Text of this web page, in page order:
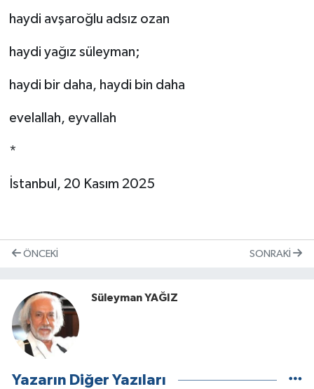
haydi avşaroğlu adsız ozan
haydi yağız süleyman;
haydi bir daha, haydi bin daha
evelallah, eyvallah
*
İstanbul, 20 Kasım 2025
ÖNCEKI SONRAKI
Süleyman YAĞIZ
Yazarın Diğer Yazıları